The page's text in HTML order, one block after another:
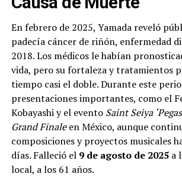
En febrero de 2025, Yamada reveló
padecía cáncer de riñón, enfermedad
2018. Los médicos le habían
vida, pero su fortaleza y tratamientos
tiempo casi el doble. Durante este
presentaciones importantes, como el
Kobayashi y el evento Saint Seiya
Grand Finaleen México, aunque
composiciones y proyectos musicales
días. Falleció el 9 de agosto de 2025a
local, a los 61 años.